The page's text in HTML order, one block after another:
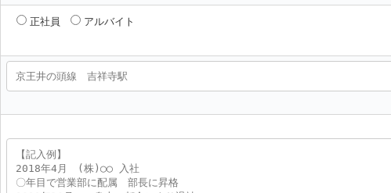
正社員 アルバイト